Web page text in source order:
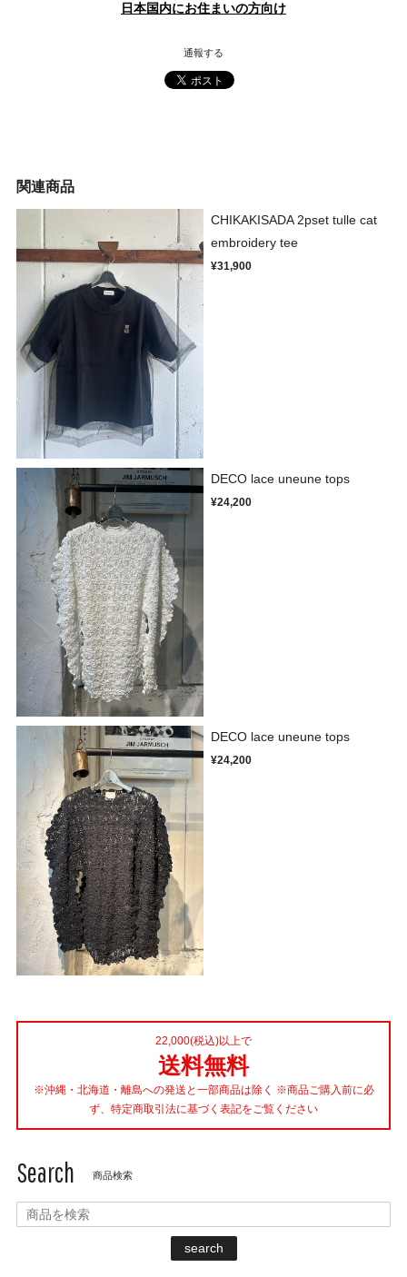
日本国内にお住まいの方向け
通報する
関連商品
CHIKAKISADA 2pset tulle cat
embroidery tee
¥31,900
DECO lace uneune tops
¥24,200
DECO lace uneune tops
¥24,200
22,000(税込)以上で
送料無料
※沖縄・北海道・離島への発送と一部商品は除く ※商品ご購入前に必
ず、特定商取引法に基づく表記をご覧ください
Search 商品検索
search